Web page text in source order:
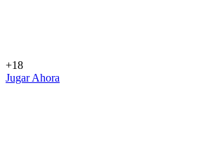
+18
Jugar Ahora